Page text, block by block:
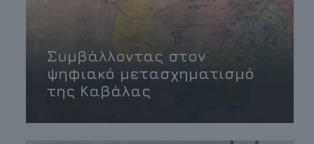
Συμβάλλοντας στον
ψηφιακό μετασχηματισμό
της Καβάλας